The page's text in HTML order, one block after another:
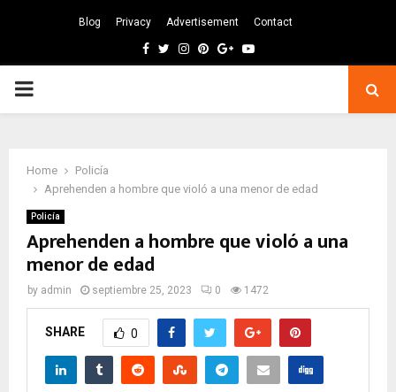
Blog Privacy Advertisement Contact
Facebook
TwitterInstagram
Pinterest
GoogleYoutube
PRIMARY
Home
Policía
Aprehenden a hombre que violó a una menor de edad
Policía
Aprehenden a hombre que violó a una
menor de edad
by admin septiembre 25, 2023 0 1472
SHARE 0